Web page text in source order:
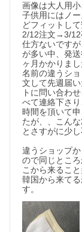
画像は大人用
子供用にはノ
どフィットし
2/12注文→3/12
仕方ないです
が多い中、発
ヶ月かかりまし
名前の違うシ
文して先週届
トに問い合わ
べて連絡下さ
時間を頂いて
たが、、こん
とさすがに少
違うショップ
ので同じとこ
こから来ること
韓国から来て
す。